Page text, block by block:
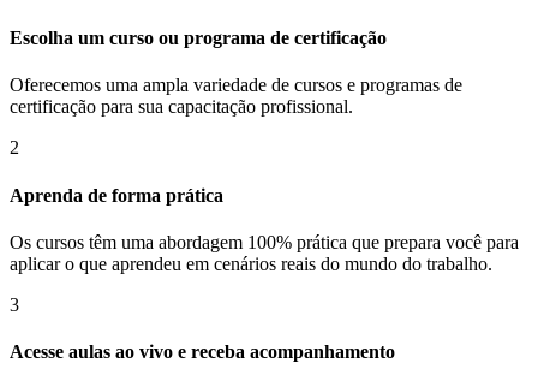
Escolha um curso ou programa de certificação
Oferecemos uma ampla variedade de cursos e programas de
certificação para sua capacitação profissional.
2
Aprenda de forma prática
Os cursos têm uma abordagem 100% prática que prepara você para
aplicar o que aprendeu em cenários reais do mundo do trabalho.
3
Acesse aulas ao vivo e receba acompanhamento